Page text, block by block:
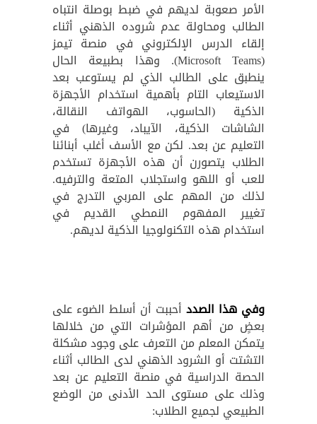
الأمر صعوبة لديهم في ضبط بوصلة انتباه
الطالب ومحاولة عدم شروده الذهني أثناء
إلقاء الدرس الإلكتروني في منصة تيمز
(Microsoft Teams). وهذا بطبيعة الحال
ينطبق على الطالب الذي لم يستوعب بعد
الاستيعاب التام بأهمية استخدام الأجهزة
الذكية (الحاسوب، الهواتف النقالة،
الشاشات الذكية، الآيباد، وغيرها) في
التعليم عن بعد. لكن مع الأسف أغلب أبنائنا
الطلاب يتصورن أن هذه الأجهزة تستخدم
للعب أو اللهو واستجلاب المتعة والترفيه.
لذلك من المهم على المربي التدرج في
تغيير المفهوم النمطي القديم في
استخدام هذه التكنولوجيا الذكية لديهم.
وفي هذا الصدد أحببت أن أسلط الضوء على
بعضٍ من أهم المؤشرات التي من خلالها
يتمكن المعلم من التعرف على وجود مشكلة
التشتت أو الشرود الذهني لدى الطالب أثناء
الحصة الدراسية في منصة التعليم عن بعد
وذلك على مستوى الحد الأدنى من الوضع
الطبيعي لجميع الطلاب: